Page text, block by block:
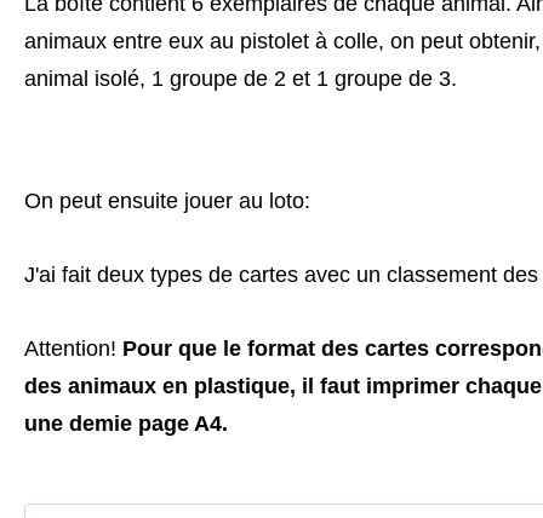
animaux entre eux au pistolet à colle, on peut
animal isolé, 1 groupe de 2 et 1 groupe de 3.
On peut ensuite jouer au loto:
J'ai fait deux types de cartes avec un classement
Attention! Pour que le format des cartes
des animaux en plastique, il faut imprimer
une demie page A4.